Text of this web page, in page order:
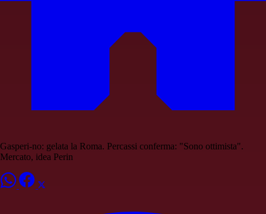
Gasperi-no: gelata la Roma. Percassi conferma: "Sono ottimista".
Mercato, idea Perin